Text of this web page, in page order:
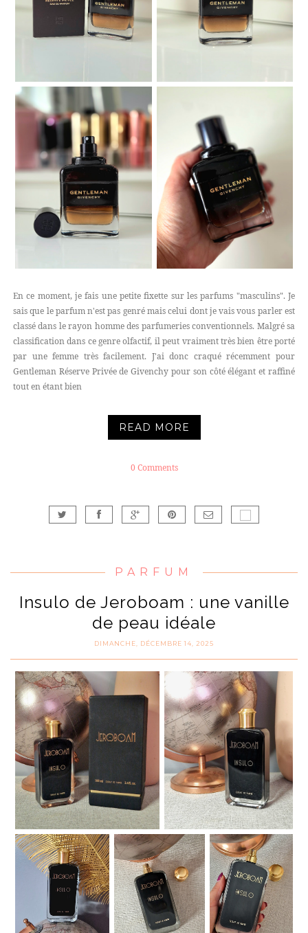
En ce moment, je fais une petite fixette sur les parfums "masculins". Je
sais que le parfum n'est pas genré mais celui dont je vais vous parler est
classé dans le rayon homme des parfumeries conventionnels. Malgré sa
classification dans ce genre olfactif, il peut vraiment très bien être porté
par une femme très facilement. J'ai donc craqué récemment pour
Gentleman Réserve Privée de Givenchy pour son côté élégant et raffiné
tout en étant bien
READ MORE
0 Comments
PARFUM
Insulo de Jeroboam : une vanille
de peau idéale
DIMANCHE, DÉCEMBRE 14, 2025